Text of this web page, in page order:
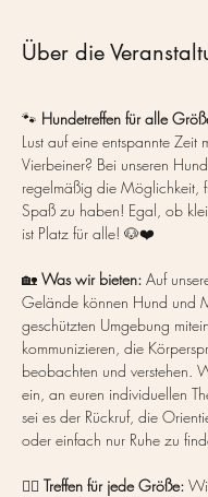
Über die
🐾 Hundetreffen für alle
Lust auf eine entspannte Zeit
Vierbeiner? Bei unseren
regelmäßig die Möglichkeit,
Spaß zu haben! Egal, ob
ist Platz für alle! 🐶❤️
🏡 Was wir bieten: Auf
Gelände können Hund und
geschützten Umgebung
kommunizieren, die
beobachten und verstehen.
ein, an euren individuellen
sei es der Rückruf, die
oder einfach nur Ruhe zu
🐕‍🦺 Treffen für jede Größe: